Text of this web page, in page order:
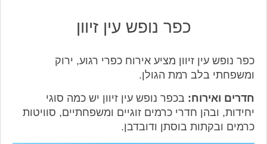
כפר נופש עין זיוון
כפר נופש עין זיוון מציע אירוח כפרי רגוע, ירוק
ומשפחתי בלב רמת הגולן.
חדרים ואירוח: בכפר נופש עין זיוון יש כמה סוגי
יחידות, ובהן חדרי כרמים זוגיים ומשפחתיים, סוויטות
כרמים ובקתות בוסתן ודובדבן.